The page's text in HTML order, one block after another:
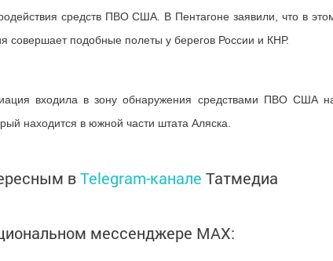
средств ПВО США. В Пентагоне заявили, что в
совершает подобные полеты у берегов России и КНР.
входила в зону обнаружения средствами ПВО США
находится в южной части штата Аляска.
вTelegram-канале Татмедиа
мессенджере MАХ: